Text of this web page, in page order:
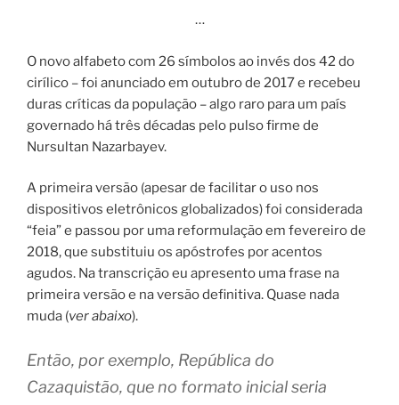
…
O novo alfabeto com 26 símbolos ao invés dos 42 do
cirílico – foi anunciado em outubro de 2017 e recebeu
duras críticas da população – algo raro para um país
governado há três décadas pelo pulso firme de
Nursultan Nazarbayev.
A primeira versão (apesar de facilitar o uso nos
dispositivos eletrônicos globalizados) foi considerada
“feia” e passou por uma reformulação em fevereiro de
2018, que substituiu os apóstrofes por acentos
agudos. Na transcrição eu apresento uma frase na
primeira versão e na versão definitiva. Quase nada
muda (ver abaixo).
Então, por exemplo, República do
Cazaquistão, que no formato inicial seria